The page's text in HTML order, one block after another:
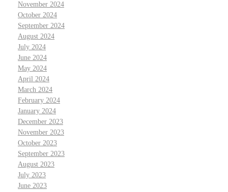
November 2024
October 2024
September 2024
August 2024
July 2024
June 2024
May 2024
April 2024
March 2024
February 2024
January 2024
December 2023
November 2023
October 2023
September 2023
August 2023
July 2023
June 2023